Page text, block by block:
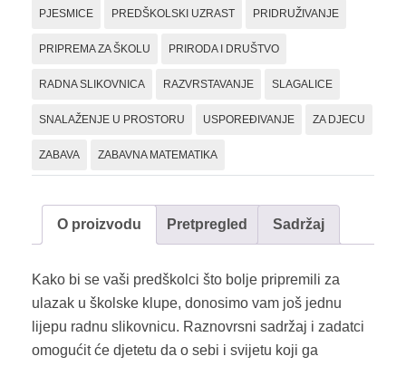
PJESMICE PREDŠKOLSKI UZRAST PRIDRUŽIVANJE
PRIPREMA ZA ŠKOLU PRIRODA I DRUŠTVO
RADNA SLIKOVNICA RAZVRSTAVANJE SLAGALICE
SNALAŽENJE U PROSTORU USPOREĐIVANJE ZA DJECU
ZABAVA ZABAVNA MATEMATIKA
O proizvodu Pretpregled Sadržaj
Kako bi se vaši predškolci što bolje pripremili za
ulazak u školske klupe, donosimo vam još jednu
lijepu radnu slikovnicu. Raznovrsni sadržaj i zadatci
omogućit će djetetu da o sebi i svijetu koji ga